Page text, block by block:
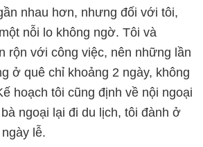
nhau hơn, nhưng đối với tôi,
nỗi lo không ngờ. Tôi và
rộn với công việc, nên những lần
ở quê chỉ khoảng 2 ngày, không
hoạch tôi cũng định về nội ngoại
ngoại lại đi du lịch, tôi đành ở
lễ.